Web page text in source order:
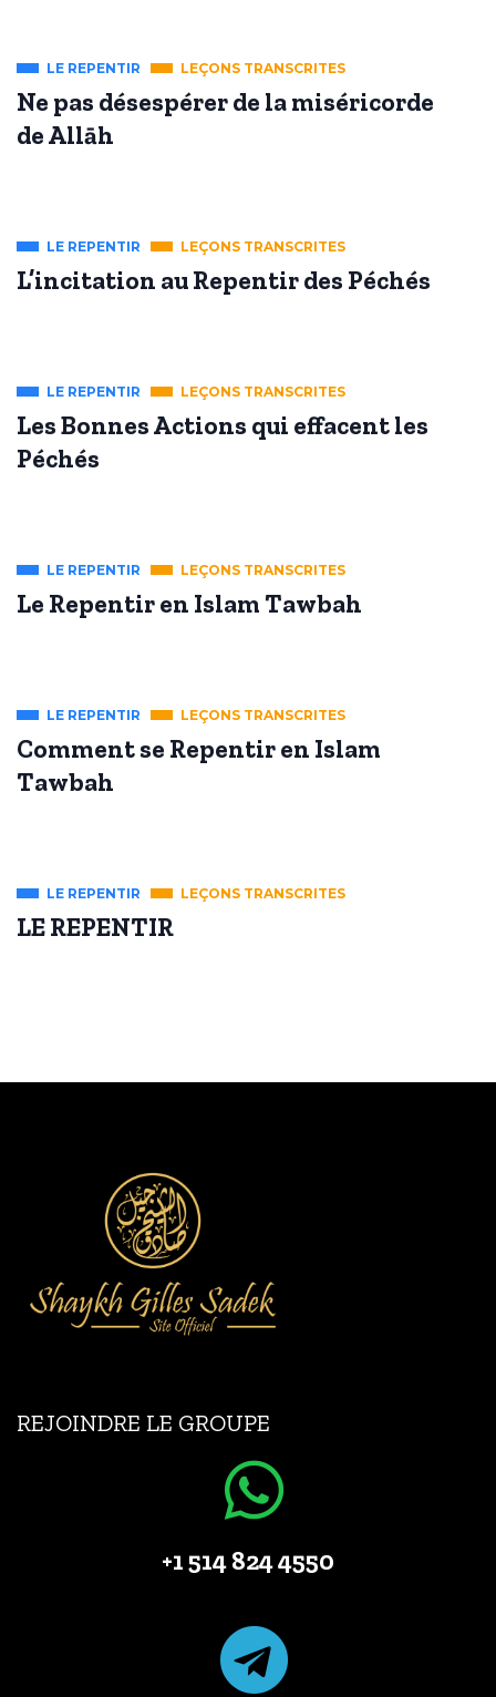
LE REPENTIR LEÇONS TRANSCRITES
Ne pas désespérer de la miséricorde
de Allāh
LE REPENTIR LEÇONS TRANSCRITES
L’incitation au Repentir des Péchés
LE REPENTIR LEÇONS TRANSCRITES
Les Bonnes Actions qui effacent les
Péchés
LE REPENTIR LEÇONS TRANSCRITES
Le Repentir en Islam Tawbah
LE REPENTIR LEÇONS TRANSCRITES
Comment se Repentir en Islam
Tawbah
LE REPENTIR LEÇONS TRANSCRITES
LE REPENTIR
REJOINDRE LE GROUPE
+1 514 824 4550